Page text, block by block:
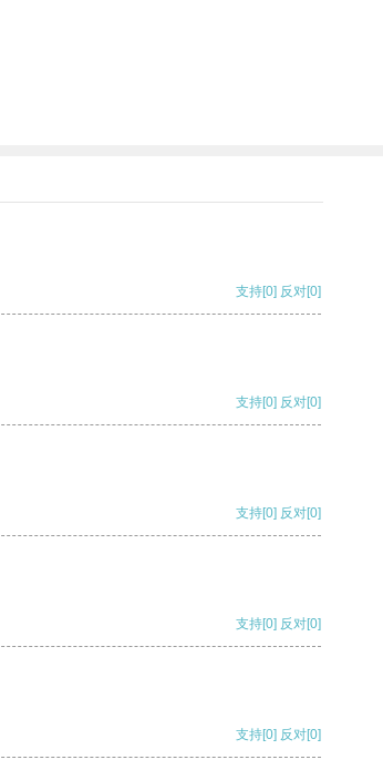
支持[0] 反对[0]
支持[0] 反对[0]
支持[0] 反对[0]
支持[0] 反对[0]
支持[0] 反对[0]